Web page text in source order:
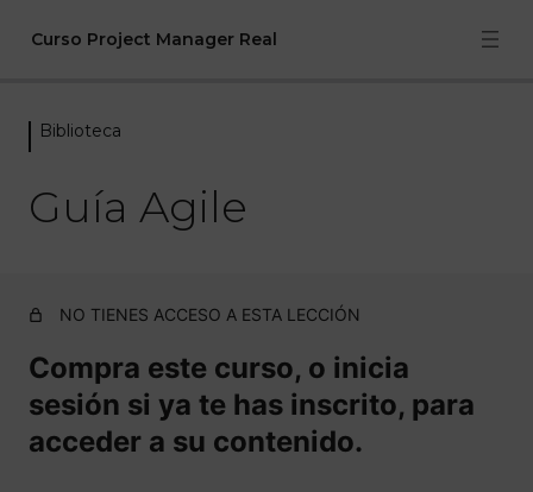
Curso Project Manager Real
Bienvenida
Módulo 1: Introducción y gestión
Módulo 2: Gestión ágil de
5 lecciones, 2 cuestionarios
Módulo 3: Herramientas de
gestión de proyectos
Biblioteca
Guía Agile
NO TIENES ACCESO A ESTA LECCIÓN
Compra este curso, o inicia
sesión si ya te has inscrito, para
acceder a su contenido.